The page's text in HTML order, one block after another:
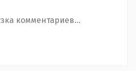
комментариев...